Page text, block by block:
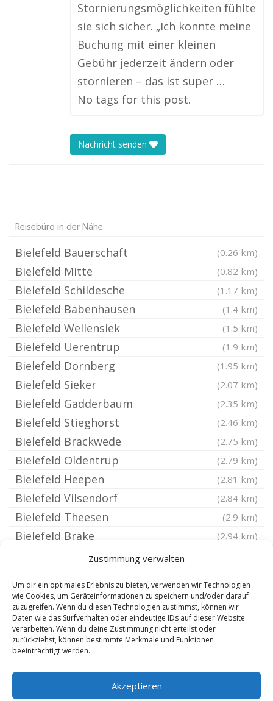
Zustimmung verwalten
Um dir ein optimales Erlebnis zu bieten, verwenden wir Technologien
wie Cookies, um Geräteinformationen zu speichern und/oder darauf
zuzugreifen. Wenn du diesen Technologien zustimmst, können wir
Daten wie das Surfverhalten oder eindeutige IDs auf dieser Website
verarbeiten. Wenn du deine Zustimmung nicht erteilst oder
zurückziehst, können bestimmte Merkmale und Funktionen
beeinträchtigt werden.
Akzeptieren
Stornierungsmöglichkeiten fühlte
sie sich sicher. „Ich konnte meine
Buchung mit einer kleinen
Gebühr jederzeit ändern oder
stornieren – das ist super …
No tags for this post.
Nachricht senden
Reisebüro in der Nähe
Bielefeld Bauerschaft (0.26 km)
Bielefeld Mitte (0.82 km)
Bielefeld Schildesche (1.17 km)
Bielefeld Babenhausen (1.4 km)
Bielefeld Wellensiek (1.5 km)
Bielefeld Uerentrup (1.9 km)
Bielefeld Dornberg (1.95 km)
Bielefeld Sieker (2.07 km)
Bielefeld Gadderbaum (2.35 km)
Bielefeld Stieghorst (2.46 km)
Bielefeld Brackwede (2.75 km)
Bielefeld Oldentrup (2.79 km)
Bielefeld Heepen (2.81 km)
Bielefeld Vilsendorf (2.84 km)
Bielefeld Theesen (2.9 km)
Bielefeld Brake (2.94 km)
Bielefeld Hoberge Holtkamp
Bielefeld Quelle (3.5 km)
Bielefeld Schröttinghausen (3.64 km)
Bielefeld Milse
Bielefeld Ubbedissen
Bielefeld Senne
Werther Westfalen